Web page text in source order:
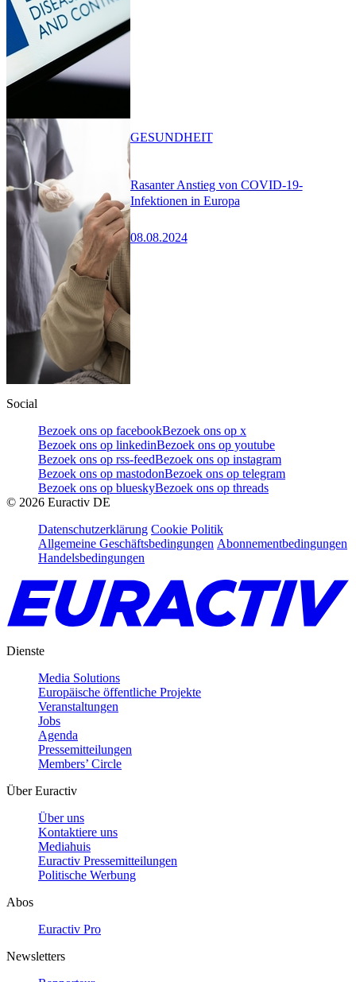
Rasanter Anstieg von COVID-19-
Infektionen in Europa
08.08.2024
GESUNDHEIT
Social
Bezoek ons op facebookBezoek ons op x
Bezoek ons op linkedinBezoek ons op youtube
Bezoek ons op rss-feedBezoek ons op instagram
Bezoek ons op mastodonBezoek ons op telegram
Bezoek ons op blueskyBezoek ons op threads
© 2026 Euractiv DE
Datenschutzerklärung Cookie Politik
Allgemeine Geschäftsbedingungen Abonnementbedingungen
Handelsbedingungen
Dienste
Media Solutions
Europäische öffentliche Projekte
Veranstaltungen
Jobs
Agenda
Pressemitteilungen
Members’ Circle
Über Euractiv
Über uns
Kontaktiere uns
Mediahuis
Euractiv Pressemitteilungen
Politische Werbung
Abos
Euractiv Pro
Newsletters